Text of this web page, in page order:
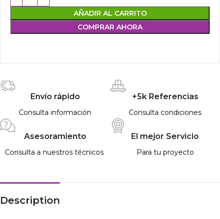
AÑADIR AL CARRITO
COMPRAR AHORA
Envío rápido
Consulta información
+5k Referencias
Consulta condiciones
Asesoramiento
Consulta a nuestros técnicos
El mejor Servicio
Para tu proyecto
Description